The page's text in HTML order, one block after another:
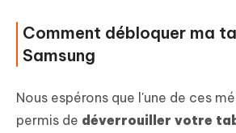
Comment débloquer ma
Samsung
Nous espérons que l'une de ces
permis de déverrouiller votre